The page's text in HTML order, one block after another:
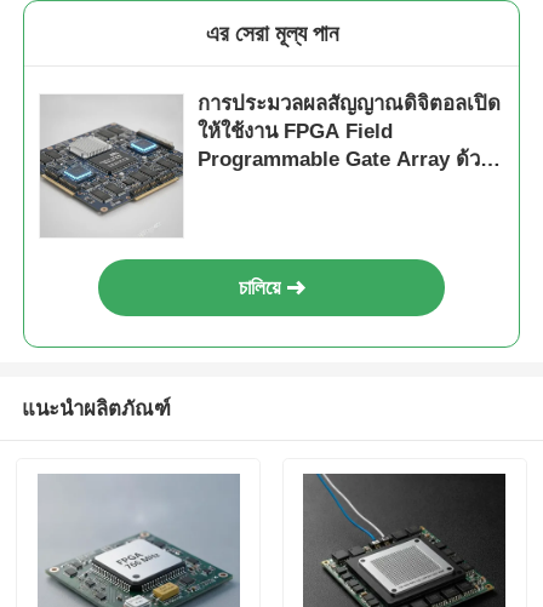
এর সেরা মূল্য পান
การประมวลผลสัญญาณดิจิตอลเปิด
ให้ใช้งาน FPGA Field
Programmable Gate Array ด้วย
চালিয়ে
แนะนำผลิตภัณฑ์